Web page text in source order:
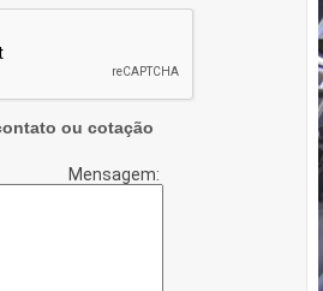
ou cotação
Mensagem: